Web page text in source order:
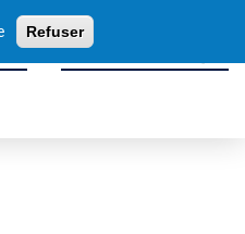
Refuser
Tissu Économique